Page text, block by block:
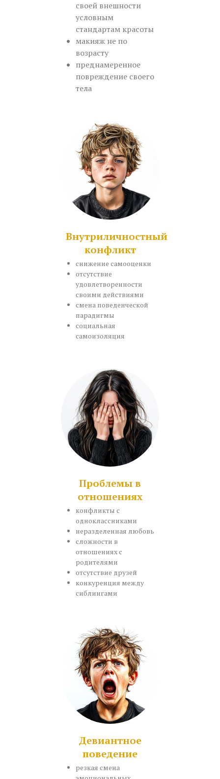
своей внешности
условным
стандартам красоты
макияж не по
возрасту
преднамеренное
повреждение своего
тела
Внутриличностный
конфликт
снижение самооценки
отсутствие
удовлетворенности
своими действиями
смена поведенческой
парадигмы
социальная
самоизоляция
Проблемы в
отношениях
конфликты с
одноклассниками
неразделенная любовь
сложности в
отношениях с
родителями
отсутствие друзей
конкуренция между
сиблингами
Девиантное
поведение
резкая смена